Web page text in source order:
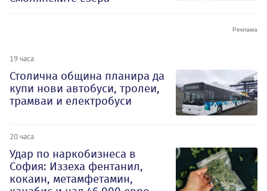
19 часа
Столична община планира да
купи нови автобуси, тролеи,
трамваи и електробуси
20 часа
Удар по наркобизнеса в
София: Иззеха фентанил,
кокаин, метамфетамин,